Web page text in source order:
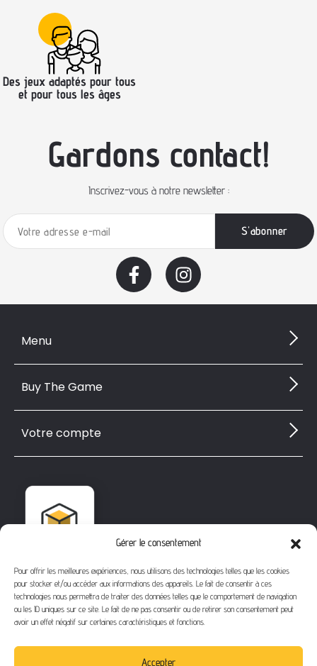
Gérer le consentement
Pour offrir les meilleures expériences, nous utilisons des technologies telles que les cookies
pour stocker et/ou accéder aux informations des appareils. Le fait de consentir à ces
technologies nous permettra de traiter des données telles que le comportement de navigation
ou les ID uniques sur ce site. Le fait de ne pas consentir ou de retirer son consentement peut
avoir un effet négatif sur certaines caractéristiques et fonctions.
Accepter
Des jeux adaptés pour tous
et pour tous les âges
Gardons contact!
Inscrivez-vous à notre newsletter :
1112 Bd Fernand Darchicourt
62110 Hénin-Beaumont
Menu
Buy The Game
Votre compte